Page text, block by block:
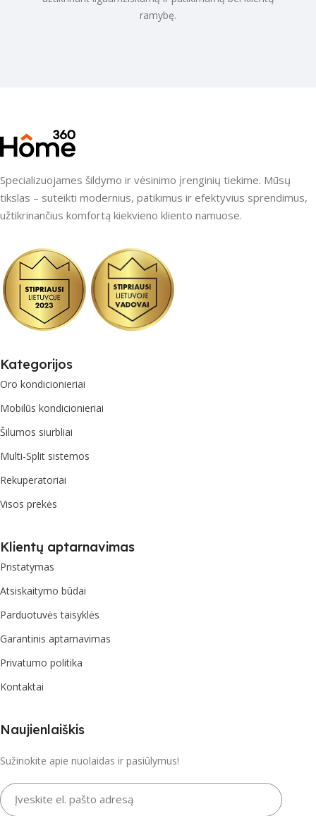
ramybę.
Specializuojames šildymo ir vėsinimo įrenginių tiekime. Mūsų
tikslas – suteikti modernius, patikimus ir efektyvius sprendimus,
užtikrinančius komfortą kiekvieno kliento namuose.
Kategorijos
Oro kondicionieriai
Mobilūs kondicionieriai
Šilumos siurbliai
Multi-Split sistemos
Rekuperatoriai
Visos prekės
Klientų aptarnavimas
Pristatymas
Atsiskaitymo būdai
Parduotuvės taisyklės
Garantinis aptarnavimas
Privatumo politika
Kontaktai
Naujienlaiškis
Sužinokite apie nuolaidas ir pasiūlymus!
Įveskite el. pašto adresą